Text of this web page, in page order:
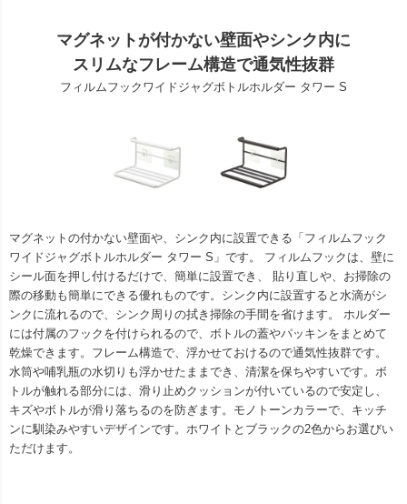
マグネットが付かない壁面やシンク内に
スリムなフレーム構造で通気性抜群
フィルムフックワイドジャグボトルホルダー タワー S
マグネットの付かない壁面や、シンク内に設置できる「フィルムフック
ワイドジャグボトルホルダー タワー S」です。 フィルムフックは、壁に
シール面を押し付けるだけで、簡単に設置でき、 貼り直しや、お掃除の
際の移動も簡単にできる優れものです。シンク内に設置すると水滴がシ
ンクに流れるので、シンク周りの拭き掃除の手間を省けます。 ホルダー
には付属のフックを付けられるので、ボトルの蓋やパッキンをまとめて
乾燥できます。フレーム構造で、浮かせておけるので通気性抜群です。
水筒や哺乳瓶の水切りも浮かせたままでき、清潔を保ちやすいです。ボ
トルが触れる部分には、滑り止めクッションが付いているので安定し、
キズやボトルが滑り落ちるのを防ぎます。モノトーンカラーで、キッチ
ンに馴染みやすいデザインです。ホワイトとブラックの2色からお選びい
ただけます。